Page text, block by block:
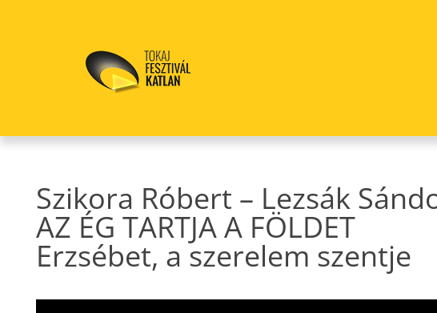
Szikora Róbert – Lezsák
AZ ÉG TARTJA A FÖLDET
Erzsébet, a szerelem szentje